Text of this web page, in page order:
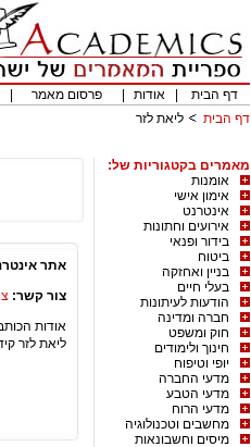
דף הבית
אודות פרסום מאמר
דף הבית
ליאת לזר
מאמרים בקטגוריות של:
אומנות
אימון אישי
אינטרנט
אירועים וחתונות
בידור ופנאי
ביטוח
בניין ואחזקה
בעלי חיים
הודעות לעיתונות
חברה ומדינה
חוק ומשפט
חינוך ולימודים
יופי וטיפוח
מדעי החברה
מדעי הטבע
מדעי הרוח
מחשבים וטכנולוגיה
מיסים וחשבונאות
אתר
צור קשר:
אודות
ליאת לזר